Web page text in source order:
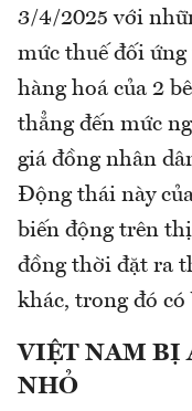
3/4/2025 với
mức thuế đối
hàng hoá của 2
thẳng đến mức
giá đồng nhân
Động thái này
biến động trên
đồng thời đặt ra
khác, trong đó
VIỆT NAM BỊ
NHỎ